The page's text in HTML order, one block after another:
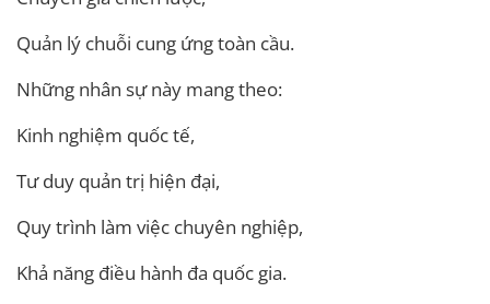
Quản lý chuỗi cung ứng toàn cầu.
Những nhân sự này mang theo:
Kinh nghiệm quốc tế,
Tư duy quản trị hiện đại,
Quy trình làm việc chuyên nghiệp,
Khả năng điều hành đa quốc gia.